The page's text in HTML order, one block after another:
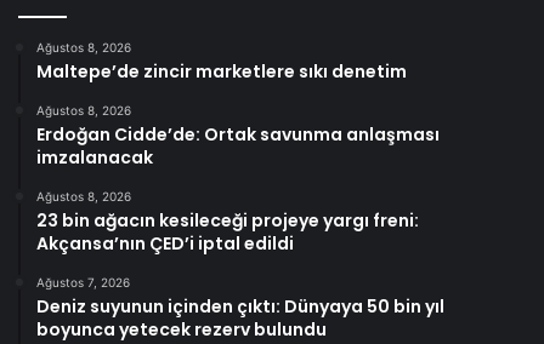
Ağustos 8, 2026
Maltepe’de zincir marketlere sıkı denetim
Ağustos 8, 2026
Erdoğan Cidde’de: Ortak savunma anlaşması
imzalanacak
Ağustos 8, 2026
23 bin ağacın kesileceği projeye yargı freni:
Akçansa’nın ÇED’i iptal edildi
Ağustos 7, 2026
Deniz suyunun içinden çıktı: Dünyaya 50 bin yıl
boyunca yetecek rezerv bulundu